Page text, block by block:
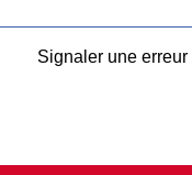
Signaler une